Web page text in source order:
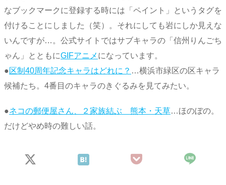
なブックマークに登録する時には「ペイント」というタグを
付けることにしました（笑）。それにしても岩にしか見えな
いんですが…。公式サイトではサブキャラの「信州りんごち
ゃん」とともにGIFアニメ になっています。
●区制40周年記念キャラはどれに？ …横浜市緑区の区キャラ
候補たち。4番目のキャラのきぐるみを見てみたい。
●ネコの郵便屋さん、２家族結ぶ 熊本・天草…ほのぼの。
だけどやめ時の難しい話。